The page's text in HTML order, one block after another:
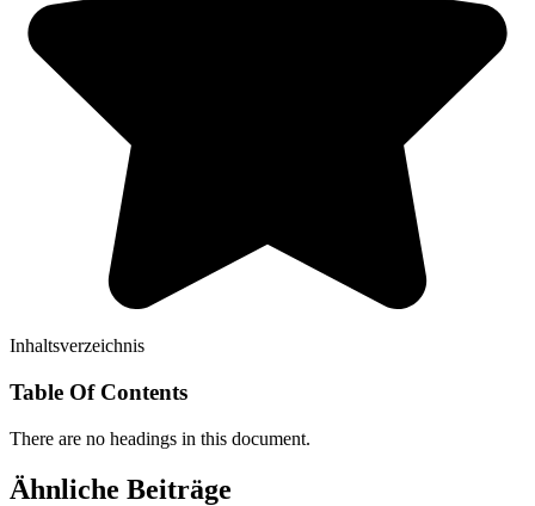
Inhaltsverzeichnis
Table Of Contents
There are no headings in this document.
Ähnliche Beiträge